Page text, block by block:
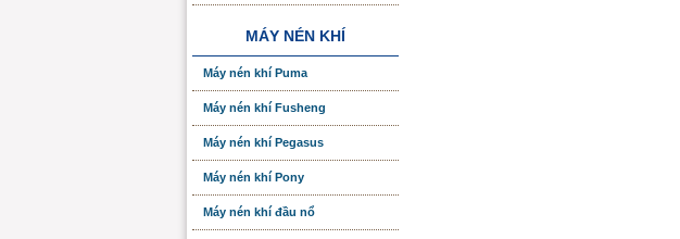
MÁY NÉN KHÍ
Máy nén khí Puma
Máy nén khí Fusheng
Máy nén khí Pegasus
Máy nén khí Pony
Máy nén khí đầu nổ